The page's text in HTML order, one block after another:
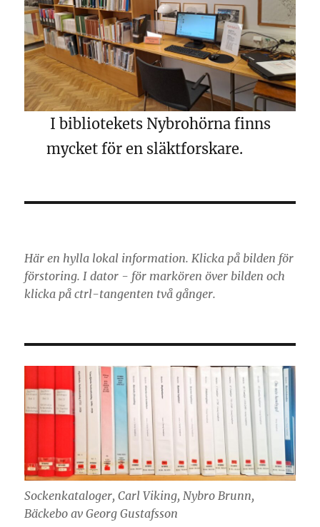
I bibliotekets Nybrohörna finns
mycket för en släktforskare.
Här en hylla lokal information. Klicka på bilden för
förstoring. I dator - för markören över bilden och
klicka på ctrl-tangenten två gånger.
Sockenkataloger, Carl Viking, Nybro Brunn,
Bäckebo av Georg Gustafsson